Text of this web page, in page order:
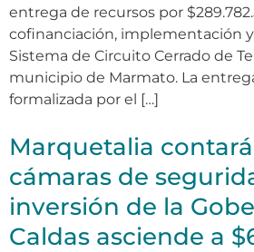
entrega de recursos por
cofinanciación, implementación
Sistema de Circuito Cerrado de
municipio de Marmato. La
formalizada por el […]
Marquetalia
cámaras de
inversión de la
Caldas asciende a